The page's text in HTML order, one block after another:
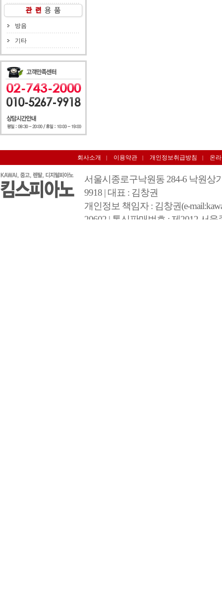
방음
기타
회사소개 이용약관 개인정보취급방침 온
서울시종로구낙원동 284-6 낙원상가
9918 | 대표 : 김창권
개인정보 책임자 : 김창권(e-
20602 | 통신판매번호 : 제2012 서울